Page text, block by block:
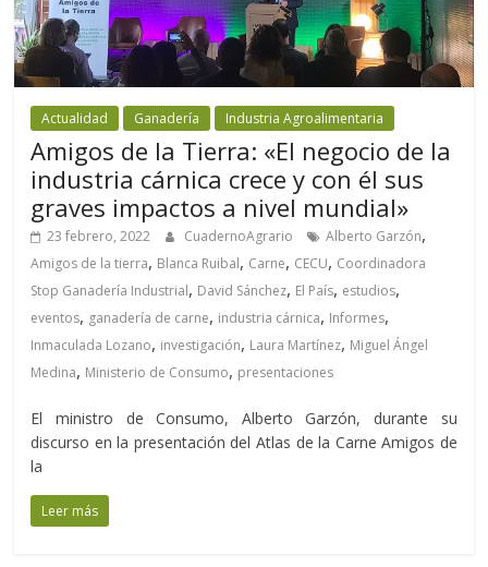
Actualidad Ganadería Industria Agroalimentaria
Amigos de la Tierra: «El negocio de la
industria cárnica crece y con él sus
graves impactos a nivel mundial»
23 febrero, 2022 CuadernoAgrario Alberto Garzón,
Amigos de la tierra, Blanca Ruibal, Carne, CECU, Coordinadora
Stop Ganadería Industrial, David Sánchez, El País, estudios,
eventos, ganadería de carne, industria cárnica, Informes,
Inmaculada Lozano, investigación, Laura Martínez, Miguel Ángel
Medina, Ministerio de Consumo, presentaciones
El ministro de Consumo, Alberto Garzón, durante su
discurso en la presentación del Atlas de la Carne Amigos de
la
Leer más